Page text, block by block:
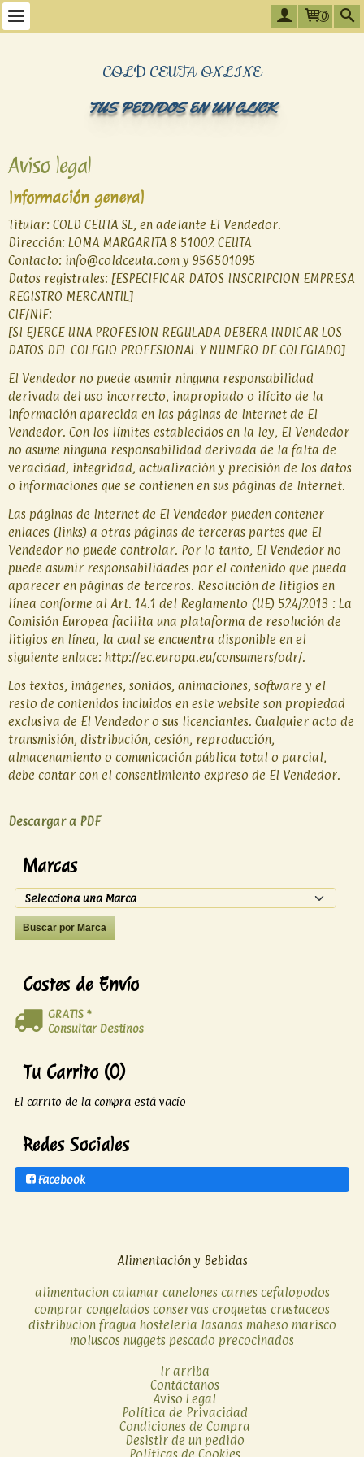
0
COLD CEUTA ONLINE
TUS PEDIDOS EN UN CLICK
Aviso legal
Información general
Titular: COLD CEUTA SL, en adelante El Vendedor.
Dirección: LOMA MARGARITA 8 51002 CEUTA
Contacto: info@coldceuta.com y 956501095
Datos registrales: [ESPECIFICAR DATOS INSCRIPCION EMPRESA
REGISTRO MERCANTIL]
CIF/NIF:
[SI EJERCE UNA PROFESION REGULADA DEBERA INDICAR LOS
DATOS DEL COLEGIO PROFESIONAL Y NUMERO DE COLEGIADO]
El Vendedor no puede asumir ninguna responsabilidad
derivada del uso incorrecto, inapropiado o ilícito de la
información aparecida en las páginas de Internet de El
Vendedor. Con los límites establecidos en la ley, El Vendedor
no asume ninguna responsabilidad derivada de la falta de
veracidad, integridad, actualización y precisión de los datos
o informaciones que se contienen en sus páginas de Internet.
Las páginas de Internet de El Vendedor pueden contener
enlaces (links) a otras páginas de terceras partes que El
Vendedor no puede controlar. Por lo tanto, El Vendedor no
puede asumir responsabilidades por el contenido que pueda
aparecer en páginas de terceros. Resolución de litigios en
línea conforme al Art. 14.1 del Reglamento (UE) 524/2013 : La
Comisión Europea facilita una plataforma de resolución de
litigios en línea, la cual se encuentra disponible en el
siguiente enlace: http://ec.europa.eu/consumers/odr/.
Los textos, imágenes, sonidos, animaciones, software y el
resto de contenidos incluidos en este website son propiedad
exclusiva de El Vendedor o sus licenciantes. Cualquier acto de
transmisión, distribución, cesión, reproducción,
almacenamiento o comunicación pública total o parcial,
debe contar con el consentimiento expreso de El Vendedor.
Descargar a PDF
Marcas
Costes de Envío
GRATIS *
Consultar Destinos
Tu Carrito (0)
El carrito de la compra está vacío
Redes Sociales
Facebook
Alimentación y Bebidas
alimentacion calamar canelones carnes cefalopodos
comprar congelados conservas croquetas crustaceos
distribucion fragua hosteleria lasanas maheso marisco
moluscos nuggets pescado precocinados
Ir arriba
Contáctanos
Aviso Legal
Política de Privacidad
Condiciones de Compra
Desistir de un pedido